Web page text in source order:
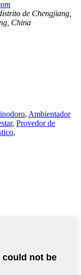
de Chengjiang,
China
, Ambientador
, Provedor de
,